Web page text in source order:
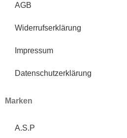
AGB
Widerrufserklärung
Impressum
Datenschutzerklärung
Marken
A.S.P